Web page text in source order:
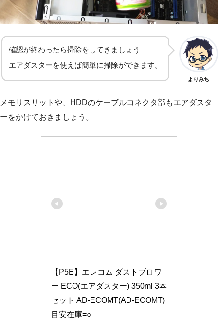
確認が終わったら掃除をしてきましょう
エアダスターを使えば簡単に掃除ができます。
よりみち
メモリスリットや、HDDのケーブルコネクタ部もエアダスタ
ーをかけておきましょう。
【P5E】エレコム ダストブロワ
ー ECO(エアダスター) 350ml 3本
セット AD-ECOMT(AD-ECOMT)
目安在庫=○